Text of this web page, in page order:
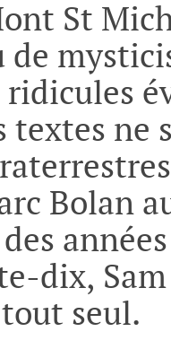
St
de
textes ne
Bolan
dix,
seul.